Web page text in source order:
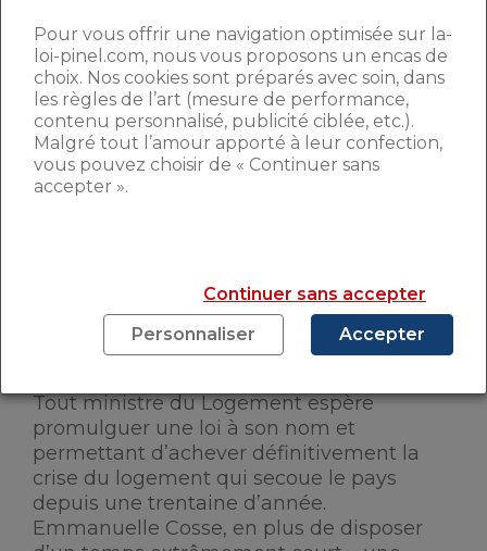
EMMANUELLE COSSE ?
La ministre du Logement a annoncé, lors
de sa conférence de presse mercredi 23
mars, réfléchir àla prolongation du
dispositif Pinel jusqu’en 2017
amène deux conclusions. D’une, la loi
Pinel est efficace. De deux, c’est un aveu
d’impuissance de la part d’Emmanuelle
Tout ministre du Logement espère
promulguer une loi à son nom et
permettant d’achever définitivement la
crise du logement qui secoue le pays
depuis une trentaine d’année.
Emmanuelle Cosse, en plus de disposer
Pour vous offrir une navigation optimisée sur la-
loi-pinel.com, nous vous proposons un encas de
choix. Nos cookies sont préparés avec soin, dans
les règles de l’art (mesure de performance,
contenu personnalisé, publicité ciblée, etc.).
Malgré tout l’amour apporté à leur confection,
vous pouvez choisir de « Continuer sans
accepter ».
Continuer sans accepter
Personnaliser
Accepter